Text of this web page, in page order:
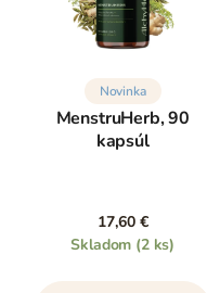
Novinka
MenstruHerb, 90
kapsúl
17,60 €
Skladom (2 ks)